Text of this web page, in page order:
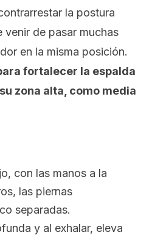
la postura
venir de pasar muchas
en la misma posición.
fortalecer la espalda
zona alta, como media
con las manos a la
las piernas
separadas.
y al exhalar, eleva